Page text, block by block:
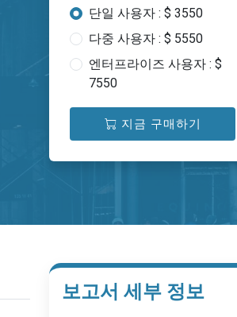
단일 사용자 : $ 3550
다중 사용자 : $ 5550
엔터프라이즈 사용자 : $
7550
지금 구매하기
보고서 세부 정보